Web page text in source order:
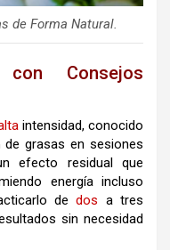
de Forma Natural.
con Consejos
intensidad, conocido
de grasas en sesiones
efecto residual que
energía incluso
dedos a tres
sin necesidad